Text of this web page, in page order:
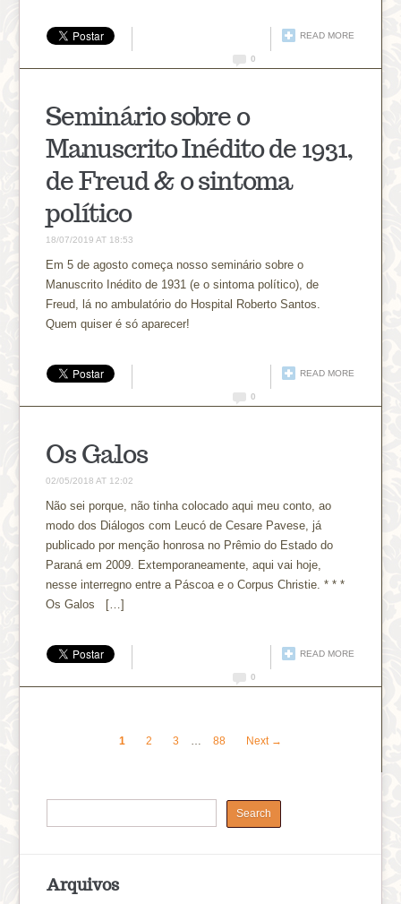
READ MORE
0
Seminário sobre o
Manuscrito Inédito de 1931,
de Freud & o sintoma
político
18/07/2019 AT 18:53
Em 5 de agosto começa nosso seminário sobre o
Manuscrito Inédito de 1931 (e o sintoma político), de
Freud, lá no ambulatório do Hospital Roberto Santos.
Quem quiser é só aparecer!
READ MORE
0
Os Galos
02/05/2018 AT 12:02
Não sei porque, não tinha colocado aqui meu conto, ao
modo dos Diálogos com Leucó de Cesare Pavese, já
publicado por menção honrosa no Prêmio do Estado do
Paraná em 2009. Extemporaneamente, aqui vai hoje,
nesse interregno entre a Páscoa e o Corpus Christie. * * *
Os Galos […]
READ MORE
0
1 2 3 … 88 Next →
Arquivos